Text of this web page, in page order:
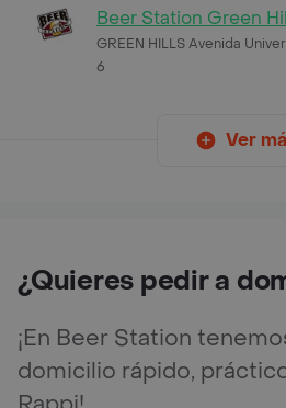
Beer Station Green
GREEN HILLS Avenida
6
Ver
¿Quieres pedir a
¡En Beer Station
domicilio rápido,